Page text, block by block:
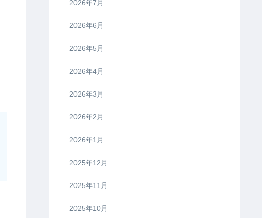
2026年7月
2026年6月
2026年5月
2026年4月
2026年3月
2026年2月
2026年1月
2025年12月
2025年11月
2025年10月